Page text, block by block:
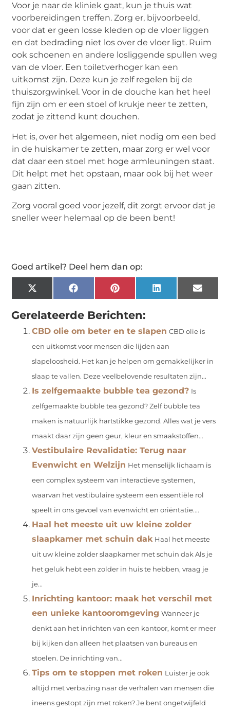
Voor je naar de kliniek gaat, kun je thuis wat
voorbereidingen treffen. Zorg er, bijvoorbeeld,
voor dat er geen losse kleden op de vloer liggen
en dat bedrading niet los over de vloer ligt. Ruim
ook schoenen en andere losliggende spullen weg
van de vloer. Een toiletverhoger kan een
uitkomst zijn. Deze kun je zelf regelen bij de
thuiszorgwinkel. Voor in de douche kan het heel
fijn zijn om er een stoel of krukje neer te zetten,
zodat je zittend kunt douchen.
Het is, over het algemeen, niet nodig om een bed
in de huiskamer te zetten, maar zorg er wel voor
dat daar een stoel met hoge armleuningen staat.
Dit helpt met het opstaan, maar ook bij het weer
gaan zitten.
Zorg vooral goed voor jezelf, dit zorgt ervoor dat je
sneller weer helemaal op de been bent!
Goed artikel? Deel hem dan op:
X
(Twitter)
FacebookPinterestLinkedInEmail
Gerelateerde Berichten:
CBD olie om beter en te slapen CBD olie is
een uitkomst voor mensen die lijden aan
slapeloosheid. Het kan je helpen om gemakkelijker in
slaap te vallen. Deze veelbelovende resultaten zijn...
Is zelfgemaakte bubble tea gezond? Is
zelfgemaakte bubble tea gezond? Zelf bubble tea
maken is natuurlijk hartstikke gezond. Alles wat je vers
maakt daar zijn geen geur, kleur en smaakstoffen...
Vestibulaire Revalidatie: Terug naar
Evenwicht en Welzijn Het menselijk lichaam is
een complex systeem van interactieve systemen,
waarvan het vestibulaire systeem een essentiële rol
speelt in ons gevoel van evenwicht en oriëntatie....
Haal het meeste uit uw kleine zolder
slaapkamer met schuin dak Haal het meeste
uit uw kleine zolder slaapkamer met schuin dak Als je
het geluk hebt een zolder in huis te hebben, vraag je
je...
Inrichting kantoor: maak het verschil met
een unieke kantooromgeving Wanneer je
denkt aan het inrichten van een kantoor, komt er meer
bij kijken dan alleen het plaatsen van bureaus en
stoelen. De inrichting van...
Tips om te stoppen met roken Luister je ook
altijd met verbazing naar de verhalen van mensen die
ineens gestopt zijn met roken? Je bent ongetwijfeld